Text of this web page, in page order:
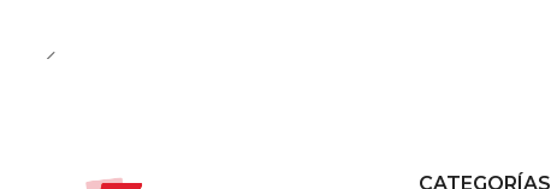
CATEGORÍAS